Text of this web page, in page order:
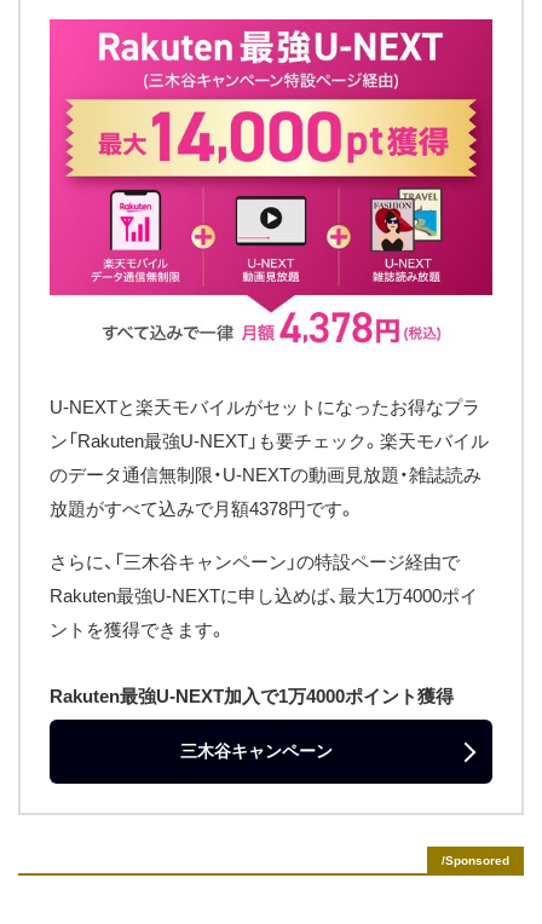
U-NEXTと楽天モバイルがセットになったお得なプラ
ン「Rakuten最強U-NEXT」も要チェック。楽天モバイル
のデータ通信無制限・U-NEXTの動画見放題・雑誌読み
放題がすべて込みで月額4378円です。
さらに、「三木谷キャンペーン」の特設ページ経由で
Rakuten最強U-NEXTに申し込めば、最大1万4000ポイ
ントを獲得できます。
Rakuten最強U-NEXT加入で1万4000ポイント獲得
三木谷キャンペーン